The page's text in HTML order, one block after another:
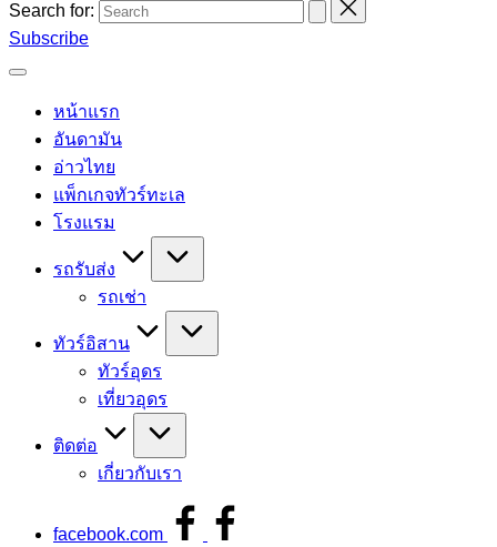
Search for:
Subscribe
หน้าแรก
อันดามัน
อ่าวไทย
แพ็กเกจทัวร์ทะเล
โรงแรม
รถรับส่ง
รถเช่า
ทัวร์อิสาน
ทัวร์อุดร
เที่ยวอุดร
ติดต่อ
เกี่ยวกับเรา
facebook.com